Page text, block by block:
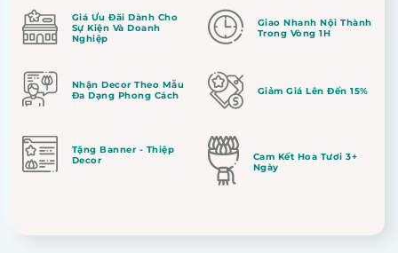
Giá Ưu Đãi Dành Cho
Sự Kiện Và Doanh
Nghiệp
Giao Nhanh Nội Thành
Trong Vòng 1H
Nhận Decor Theo Mẫu
Đa Dạng Phong Cách
Giảm Giá Lên Đến 15%
Tặng Banner - Thiệp
Decor
Cam Kết Hoa Tươi 3+
Ngày